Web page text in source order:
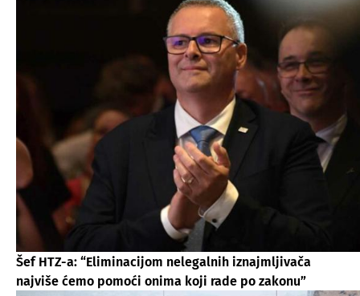
Šef HTZ-a: “Eliminacijom nelegalnih iznajmljivača
najviše ćemo pomoći onima koji rade po zakonu”